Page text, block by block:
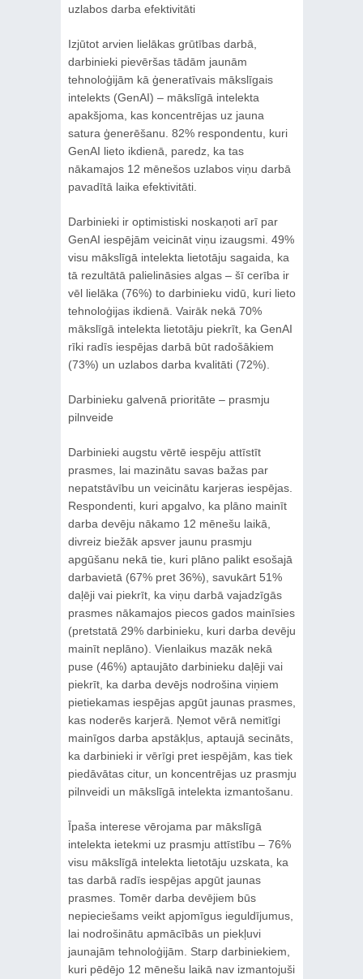
uzlabos darba efektivitāti
Izjūtot arvien lielākas grūtības darbā,
darbinieki pievēršas tādām jaunām
tehnoloģijām kā ģeneratīvais mākslīgais
intelekts (GenAI) – mākslīgā intelekta
apakšjoma, kas koncentrējas uz jauna
satura ģenerēšanu. 82% respondentu, kuri
GenAI lieto ikdienā, paredz, ka tas
nākamajos 12 mēnešos uzlabos viņu darbā
pavadītā laika efektivitāti.
Darbinieki ir optimistiski noskaņoti arī par
GenAI iespējām veicināt viņu izaugsmi. 49%
visu mākslīgā intelekta lietotāju sagaida, ka
tā rezultātā palielināsies algas – šī cerība ir
vēl lielāka (76%) to darbinieku vidū, kuri lieto
tehnoloģijas ikdienā. Vairāk nekā 70%
mākslīgā intelekta lietotāju piekrīt, ka GenAI
rīki radīs iespējas darbā būt radošākiem
(73%) un uzlabos darba kvalitāti (72%).
Darbinieku galvenā prioritāte – prasmju
pilnveide
Darbinieki augstu vērtē iespēju attīstīt
prasmes, lai mazinātu savas bažas par
nepatstāvību un veicinātu karjeras iespējas.
Respondenti, kuri apgalvo, ka plāno mainīt
darba devēju nākamo 12 mēnešu laikā,
divreiz biežāk apsver jaunu prasmju
apgūšanu nekā tie, kuri plāno palikt esošajā
darbavietā (67% pret 36%), savukārt 51%
daļēji vai piekrīt, ka viņu darbā vajadzīgās
prasmes nākamajos piecos gados mainīsies
(pretstatā 29% darbinieku, kuri darba devēju
mainīt neplāno). Vienlaikus mazāk nekā
puse (46%) aptaujāto darbinieku daļēji vai
piekrīt, ka darba devējs nodrošina viņiem
pietiekamas iespējas apgūt jaunas prasmes,
kas noderēs karjerā. Ņemot vērā nemitīgi
mainīgos darba apstākļus, aptaujā secināts,
ka darbinieki ir vērīgi pret iespējām, kas tiek
piedāvātas citur, un koncentrējas uz prasmju
pilnveidi un mākslīgā intelekta izmantošanu.
Īpaša interese vērojama par mākslīgā
intelekta ietekmi uz prasmju attīstību – 76%
visu mākslīgā intelekta lietotāju uzskata, ka
tas darbā radīs iespējas apgūt jaunas
prasmes. Tomēr darba devējiem būs
nepieciešams veikt apjomīgus ieguldījumus,
lai nodrošinātu apmācībās un piekļuvi
jaunajām tehnoloģijām. Starp darbiniekiem,
kuri pēdējo 12 mēnešu laikā nav izmantojuši